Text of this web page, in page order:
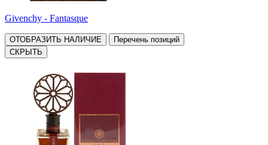
Givenchy - Fantasque
ОТОБРАЗИТЬ НАЛИЧИЕ
Перечень позиций
СКРЫТЬ